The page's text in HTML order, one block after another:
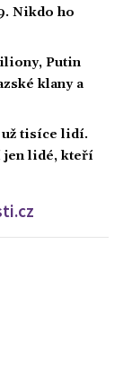
Nikdo ho
Putin
klany a
už tisíce lidí.
jen lidé, kteří